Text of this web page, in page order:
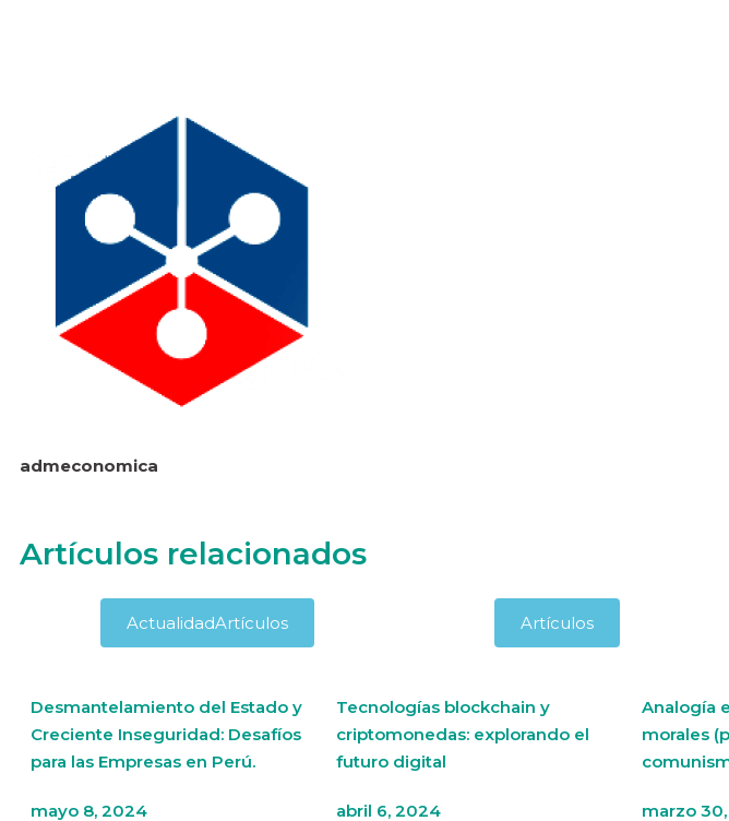
admeconomica
Artículos relacionados
ActualidadArtículos
Desmantelamiento del Estado y
Creciente Inseguridad: Desafíos
para las Empresas en Perú.
mayo 8, 2024
Artículos
Tecnologías blockchain y
criptomonedas: explorando el
futuro digital
abril 6, 2024
Analogía
morales
marzo